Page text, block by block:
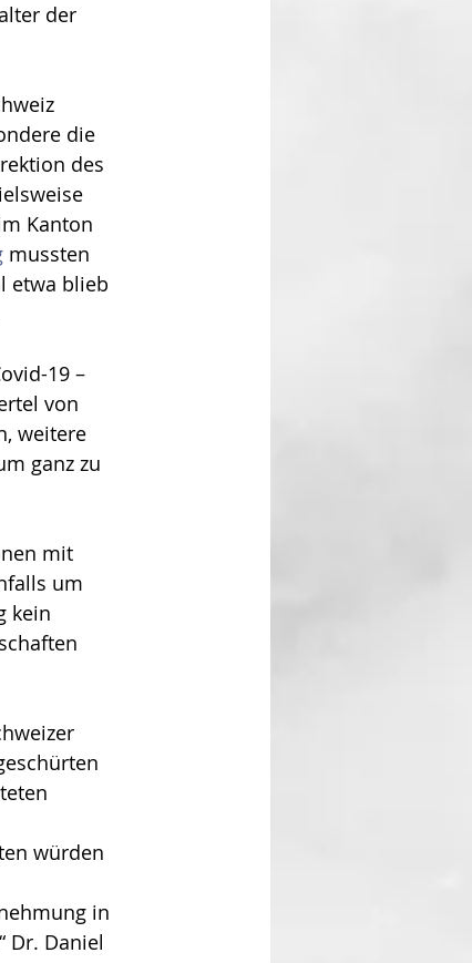
der
die
des
Kanton
mussten
etwa blieb
19 –
von
weitere
ganz zu
mit
um
kein
würden
in
Dr. Daniel